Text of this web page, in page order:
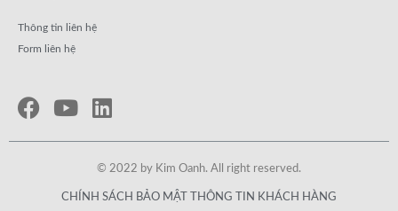
Thông tin liên hệ
Form liên hệ
© 2022 by Kim Oanh. All right reserved.
CHÍNH SÁCH BẢO MẬT THÔNG TIN KHÁCH HÀNG